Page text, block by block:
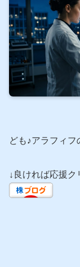
ども♪アラフィフ
↓良ければ応援ク